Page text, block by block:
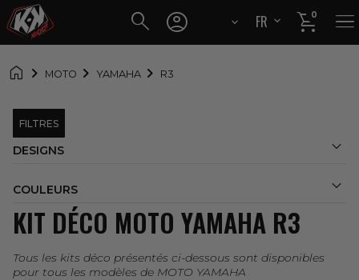
 
FR
EN

0 
 MOTO YAMAHA R3
FILTRES
DESIGNS 
COULEURS 
KIT DÉCO MOTO YAMAHA R3
Tous les kits déco présentés ci-dessous sont disponibles
pour tous les modèles de MOTO YAMAHA